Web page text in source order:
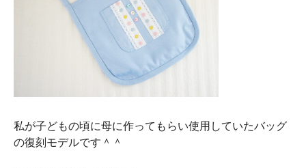
私が子どもの頃に母に作ってもらい使用していたバッグ
の復刻モデルです＾＾